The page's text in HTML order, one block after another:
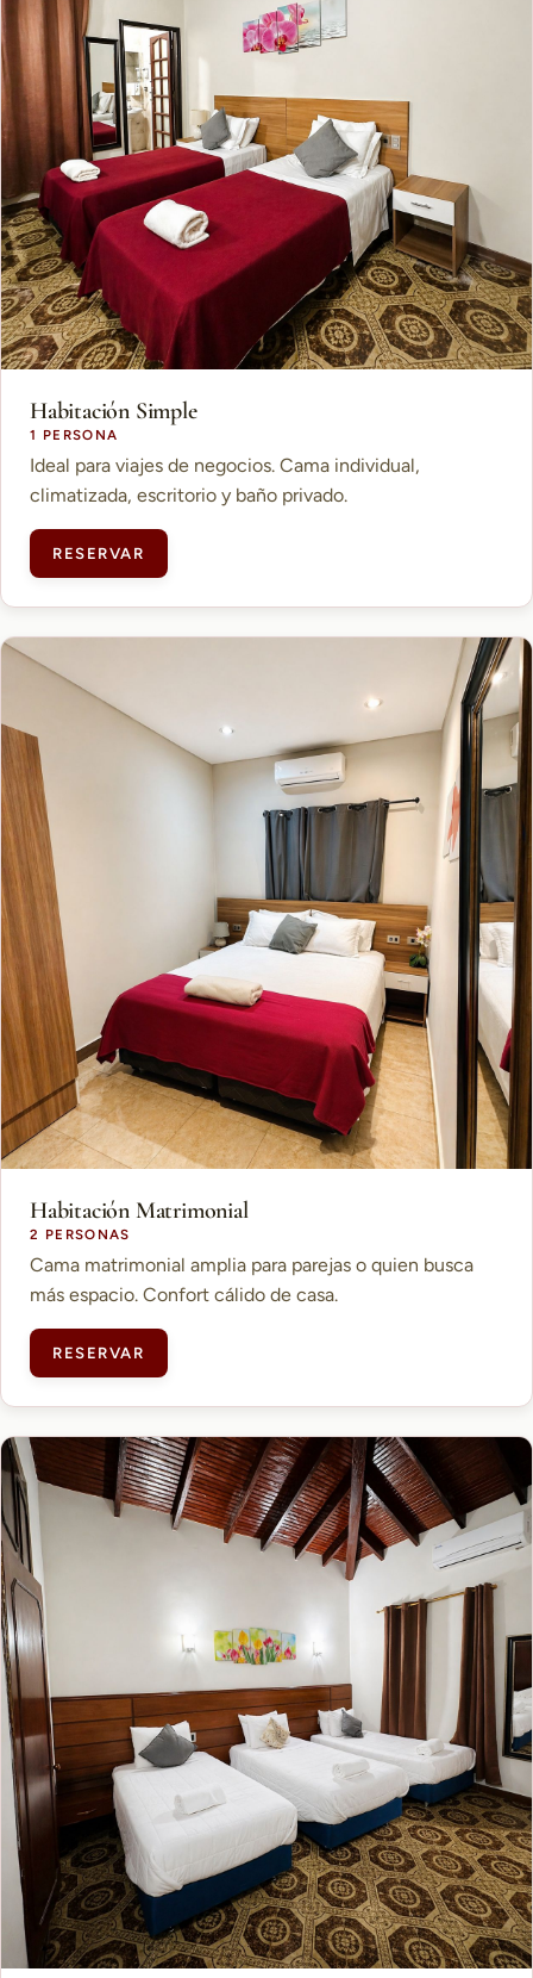
Habitación Simple
1 PERSONA
Ideal para viajes de negocios. Cama individual,
climatizada, escritorio y baño privado.
RESERVAR
Habitación Matrimonial
2 PERSONAS
Cama matrimonial amplia para parejas o quien busca
más espacio. Confort cálido de casa.
RESERVAR